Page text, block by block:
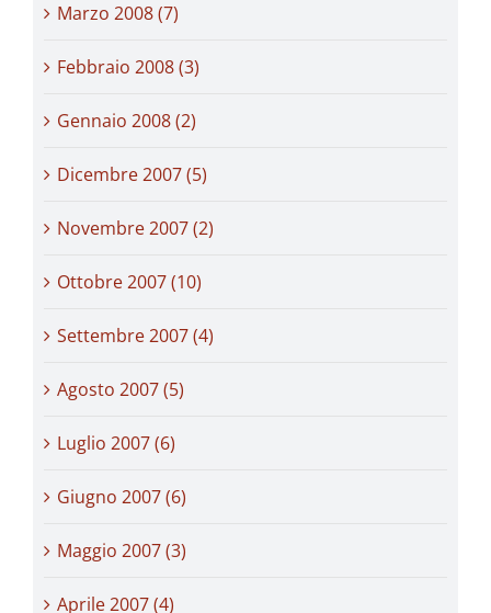
Marzo 2008 (7)
Febbraio 2008 (3)
Gennaio 2008 (2)
Dicembre 2007 (5)
Novembre 2007 (2)
Ottobre 2007 (10)
Settembre 2007 (4)
Agosto 2007 (5)
Luglio 2007 (6)
Giugno 2007 (6)
Maggio 2007 (3)
Aprile 2007 (4)